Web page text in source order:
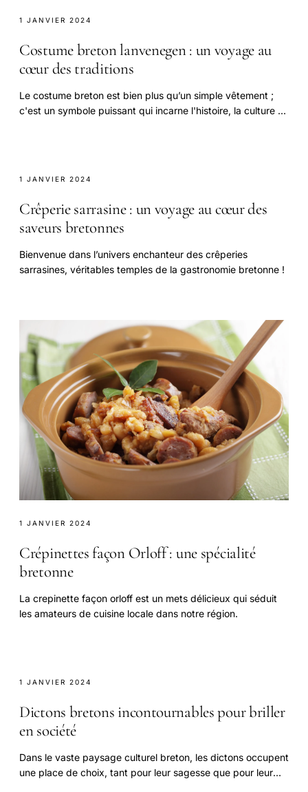
1 JANVIER 2024
Costume breton lanvenegen : un voyage au
cœur des traditions
Le costume breton est bien plus qu’un simple vêtement ;
c'est un symbole puissant qui incarne l'histoire, la culture et
1 JANVIER 2024
Crêperie sarrasine : un voyage au cœur des
saveurs bretonnes
Bienvenue dans l’univers enchanteur des crêperies
sarrasines, véritables temples de la gastronomie bretonne !
1 JANVIER 2024
Crépinettes façon Orloff : une spécialité
bretonne
La crepinette façon orloff est un mets délicieux qui séduit
les amateurs de cuisine locale dans notre région.
1 JANVIER 2024
Dictons bretons incontournables pour briller
en société
Dans le vaste paysage culturel breton, les dictons occupent
une place de choix, tant pour leur sagesse que pour leur